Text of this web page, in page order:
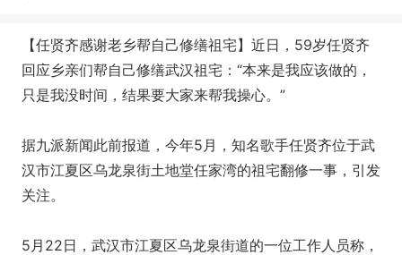
【任贤齐感谢老乡帮自己修缮祖宅】近日，59岁任贤齐
回应乡亲们帮自己修缮武汉祖宅：“本来是我应该做的，
只是我没时间，结果要大家来帮我操心。”
据九派新闻此前报道，今年5月，知名歌手任贤齐位于武
汉市江夏区乌龙泉街土地堂任家湾的祖宅翻修一事，引发
关注。
5月22日，武汉市江夏区乌龙泉街道的一位工作人员称，